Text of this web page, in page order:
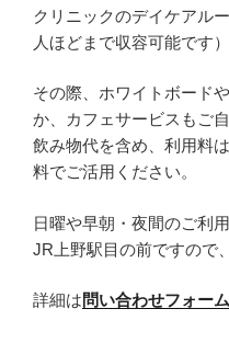
クリニックのデイケアル
人ほどまで収容可能です）
その際、ホワイトボード
か、カフェサービスもご
飲み物代を含め、利用料
料でご活用ください。
日曜や早朝・夜間のご利
JR上野駅目の前ですので
詳細は問い合わせフォーム